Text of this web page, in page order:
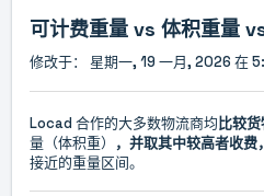
可计费重量 vs 体积重量
修改于： 星期一, 19 一月, 2026 在
Locad 合作的大多数物流商均 比较
量（体积重）
，并取其中较高者收费
接近的重量区间。